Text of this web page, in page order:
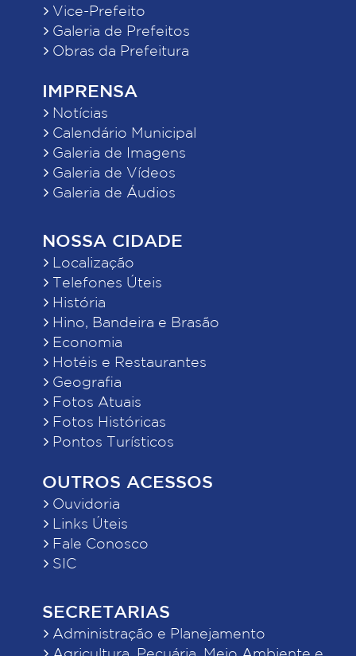
Vice-Prefeito
Galeria de Prefeitos
Obras da Prefeitura
IMPRENSA
Notícias
Calendário Municipal
Galeria de Imagens
Galeria de Vídeos
Galeria de Áudios
NOSSA CIDADE
Localização
Telefones Úteis
História
Hino, Bandeira e Brasão
Economia
Hotéis e Restaurantes
Geografia
Fotos Atuais
Fotos Históricas
Pontos Turísticos
OUTROS ACESSOS
Ouvidoria
Links Úteis
Fale Conosco
SIC
SECRETARIAS
Administração e Planejamento